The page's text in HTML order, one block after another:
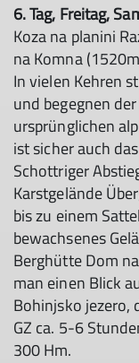
6. Tag, Freitag,
Koza na planini
na Komna
In vielen Kehren
und begegnen
ursprünglichen
ist sicher auch
Schottriger
Karstgelände
bis zu einem
bewachsenes
Berghütte Dom
man einen Blick
Bohinjsko jezero,
GZ ca. 5-6
300 Hm.